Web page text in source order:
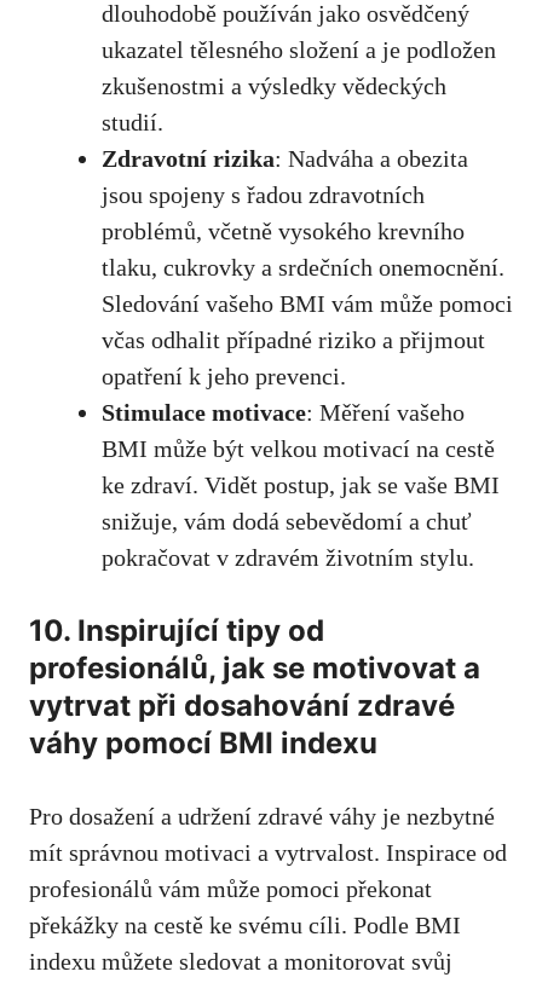
dlouhodobě používán jako osvědčený
ukazatel tělesného složení a je podložen
zkušenostmi a výsledky vědeckých
studií.
Zdravotní rizika: Nadváha a obezita
jsou spojeny ‌s řadou zdravotních
problémů, včetně ‌vysokého krevního
tlaku, cukrovky a ⁣srdečních onemocnění.
Sledování vašeho BMI vám může pomoci
⁤včas odhalit případné riziko​ a přijmout
opatření k jeho prevenci.
Stimulace motivace: Měření vašeho
⁣BMI může být velkou motivací ⁣na cestě
ke ​zdraví. Vidět postup, jak se vaše BMI
snižuje, vám dodá sebevědomí a chuť
pokračovat v zdravém životním stylu.
10. Inspirující tipy‌ od
profesionálů, jak se motivovat a⁣
vytrvat při dosahování zdravé
váhy ‍pomocí BMI indexu
Pro dosažení a udržení zdravé váhy je nezbytné
mít správnou motivaci a vytrvalost. Inspirace od
profesionálů vám může pomoci překonat
překážky na cestě⁣ ke svému cíli. Podle BMI
indexu můžete sledovat a monitorovat svůj‌